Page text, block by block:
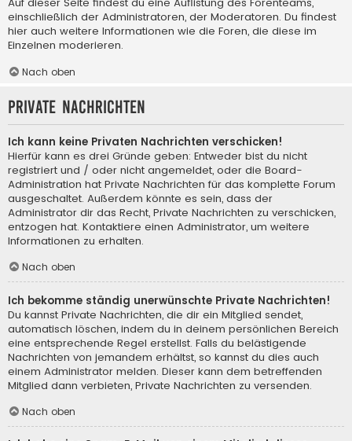
Auf dieser Seite findest du eine Auflistung des Forenteams,
einschließlich der Administratoren, der Moderatoren. Du findest
hier auch weitere Informationen wie die Foren, die diese im
Einzelnen moderieren.
Nach oben
Private Nachrichten
Ich kann keine Privaten Nachrichten verschicken!
Hierfür kann es drei Gründe geben: Entweder bist du nicht
registriert und / oder nicht angemeldet, oder die Board-
Administration hat Private Nachrichten für das komplette Forum
ausgeschaltet. Außerdem könnte es sein, dass der
Administrator dir das Recht, Private Nachrichten zu verschicken,
entzogen hat. Kontaktiere einen Administrator, um weitere
Informationen zu erhalten.
Nach oben
Ich bekomme ständig unerwünschte Private Nachrichten!
Du kannst Private Nachrichten, die dir ein Mitglied sendet,
automatisch löschen, indem du in deinem persönlichen Bereich
eine entsprechende Regel erstellst. Falls du belästigende
Nachrichten von jemandem erhältst, so kannst du dies auch
einem Administrator melden. Dieser kann dem betreffenden
Mitglied dann verbieten, Private Nachrichten zu versenden.
Nach oben